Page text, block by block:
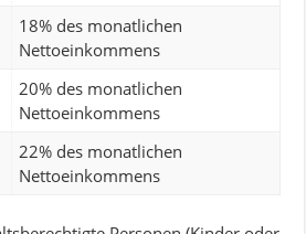
18% des monatlichen
Nettoeinkommens
20% des monatlichen
Nettoeinkommens
22% des monatlichen
Nettoeinkommens